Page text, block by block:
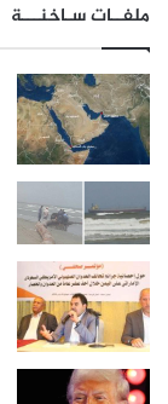
ملفــات سـاخنـــة